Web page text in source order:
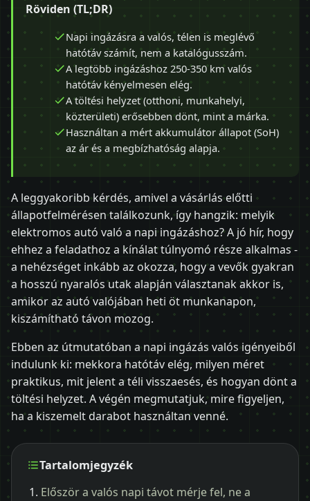
Röviden (TL;DR)
Napi ingázásra a valós, télen is meglévő
hatótáv számít, nem a katalógusszám.
A legtöbb ingázáshoz 250-350 km valós
hatótáv kényelmesen elég.
A töltési helyzet (otthoni, munkahelyi,
közterületi) erősebben dönt, mint a márka.
Használtan a mért akkumulátor állapot (SoH)
az ár és a megbízhatóság alapja.
A leggyakoribb kérdés, amivel a vásárlás előtti
állapotfelmérésen találkozunk, így hangzik: melyik
elektromos autó való a napi ingázáshoz? A jó hír, hogy
ehhez a feladathoz a kínálat túlnyomó része alkalmas -
a nehézséget inkább az okozza, hogy a vevők gyakran
a hosszú nyaralós utak alapján választanak akkor is,
amikor az autó valójában heti öt munkanapon,
kiszámítható távon mozog.
Ebben az útmutatóban a napi ingázás valós igényeiből
indulunk ki: mekkora hatótáv elég, milyen méret
praktikus, mit jelent a téli visszaesés, és hogyan dönt a
töltési helyzet. A végén megmutatjuk, mire figyeljen,
ha a kiszemelt darabot használtan venné.
Tartalomjegyzék
Először a valós napi távot mérje fel, ne a